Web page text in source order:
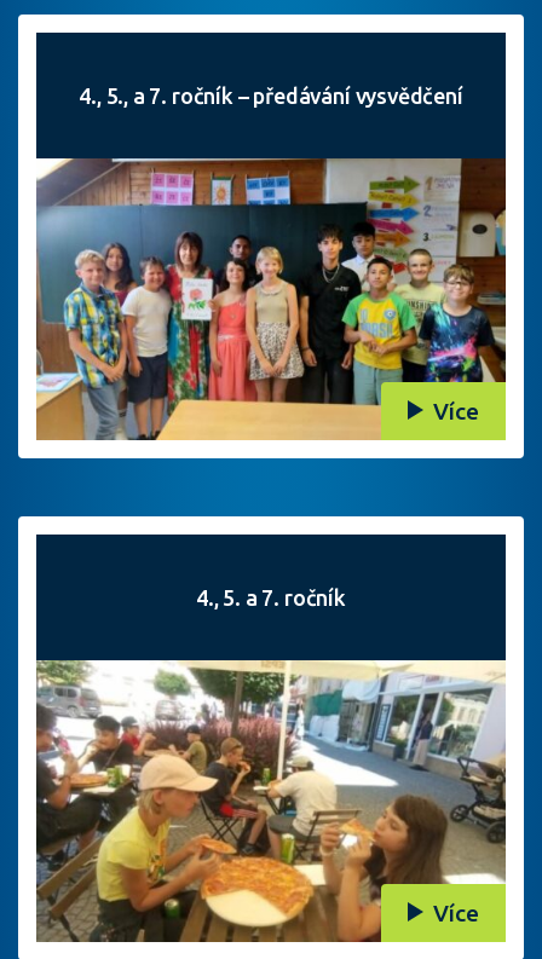
4., 5., a 7. ročník – předávání vysvědčení
Více
4., 5. a 7. ročník
Více